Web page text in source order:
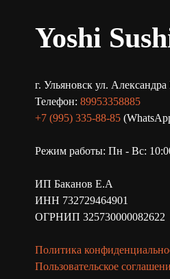
Yoshi
г. Ульяновск ул.
Телефон: 89953358885
+7 (995) 335-88-85
Режим работы: Пн - Вс:
ИП Баканов Е.А
ИНН 732729464901
ОГРНИП 325730000082622
Политика
Пользовательское